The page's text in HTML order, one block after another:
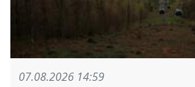
07.08.2026 14:59